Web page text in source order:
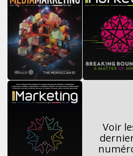
Voir